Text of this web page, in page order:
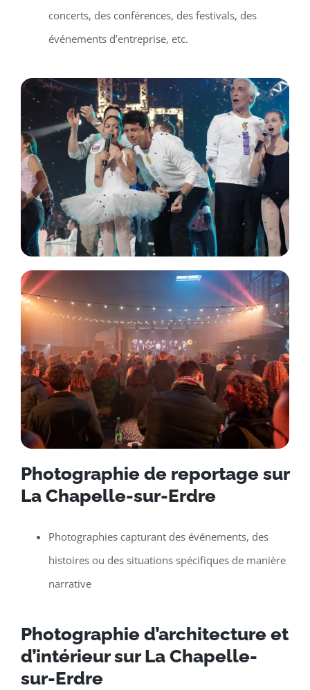
concerts, des conférences, des festivals, des
événements d’entreprise, etc.
Photographie de reportage sur
La Chapelle-sur-Erdre
Photographies capturant des événements, des
histoires ou des situations spécifiques de manière
narrative
Photographie d’architecture et
d’intérieur sur La Chapelle-
sur-Erdre